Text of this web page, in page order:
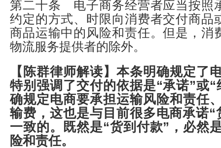
第二十条 电子商务经营者应当按照
约定的方式、时限向消费者交付商品
商品运输中的风险和责任。但是，消
物流服务提供者的除外。
【陈群律师解读】 本条明确规定了
特别强调了交付的依据是“承诺”或“
确规定电商要承担运输风险和责任
输费，这也是与目前很多电商承诺“
一致的。既然是“货到付款”，必然
险和责任。